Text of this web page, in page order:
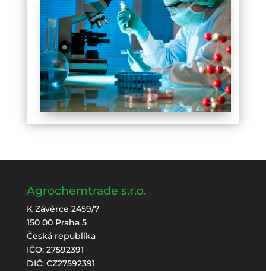
Agrochemtrade s.r.o.
K Závěrce 2459/7
150 00 Praha 5
Česká republika
IČO: 27592391
DIČ: CZ27592391